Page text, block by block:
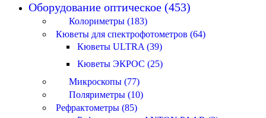
Оборудование оптическое (453)
Колориметры (183)
Кюветы для спектрофотометров (64)
Кюветы ULTRA (39)
Кюветы ЭКРОС (25)
Микроскопы (77)
Поляриметры (10)
Рефрактометры (85)